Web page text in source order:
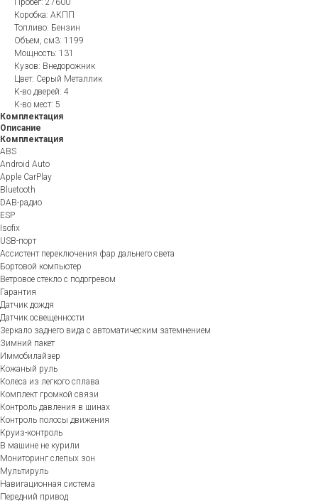
Пробег: 27600
Коробка: АКПП
Топливо: Бензин
Объем, см3: 1199
Мощность: 131
Кузов: Внедорожник
Цвет: Серый Металлик
К-во дверей: 4
К-во мест: 5
Комплектация
Описание
Комплектация
ABS
Android Auto
Apple CarPlay
Bluetooth
DAB-радио
ESP
Isofix
USB-порт
Ассистент переключения фар дальнего света
Бортовой компьютер
Ветровое стекло с подогревом
Гарантия
Датчик дождя
Датчик освещенности
Зеркало заднего вида с автоматическим затемнением
Зимний пакет
Иммобилайзер
Кожаный руль
Колеса из легкого сплава
Комплект громкой связи
Контроль давления в шинах
Контроль полосы движения
Круиз-контроль
В машине не курили
Мониторинг слепых зон
Мультируль
Навигационная система
Передний привод